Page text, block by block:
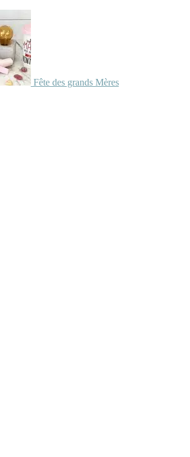
Fête des grands Mères